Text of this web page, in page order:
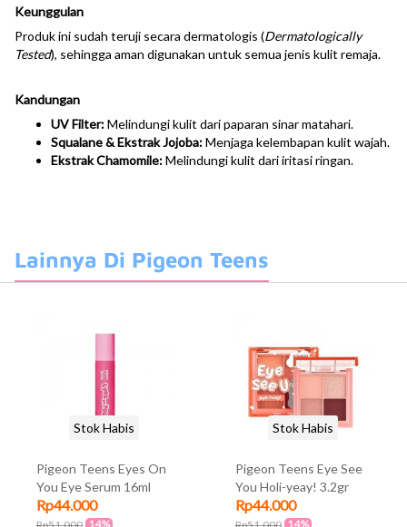
Keunggulan
Produk ini sudah teruji secara dermatologis (Dermatologically
Tested), sehingga aman digunakan untuk semua jenis kulit remaja.
Kandungan
UV Filter:Melindungi kulit dari paparan sinar matahari.
Squalane & Ekstrak Jojoba:Menjaga kelembapan kulit wajah.
Ekstrak Chamomile:Melindungi kulit dari iritasi ringan.
Lainnya Di Pigeon Teens
Pigeon Teens Eyes On
You Eye Serum 16ml
Rp44.000
Rp51.000 14%
Stok Habis
Pigeon Teens Eye See
You Holi-yeay! 3.2gr
Rp44.000
Rp51.000 14%
Stok Habis